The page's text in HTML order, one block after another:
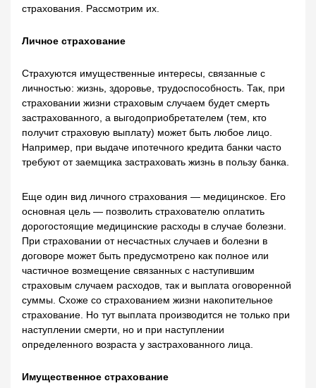
страхования. Рассмотрим их.
Личное страхование
Страхуются имущественные интересы, связанные с
личностью: жизнь, здоровье, трудоспособность. Так, при
страховании жизни страховым случаем будет смерть
застрахованного, а выгодоприобретателем (тем, кто
получит страховую выплату) может быть любое лицо.
Например, при выдаче ипотечного кредита банки часто
требуют от заемщика застраховать жизнь в пользу банка.
Еще один вид личного страхования — медицинское. Его
основная цель — позволить страхователю оплатить
дорогостоящие медицинские расходы в случае болезни.
При страховании от несчастных случаев и болезни в
договоре может быть предусмотрено как полное или
частичное возмещение связанных с наступившим
страховым случаем расходов, так и выплата оговоренной
суммы. Схоже со страхованием жизни накопительное
страхование. Но тут выплата производится не только при
наступлении смерти, но и при наступлении
определенного возраста у застрахованного лица.
Имущественное страхование